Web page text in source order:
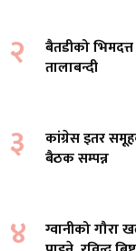
२
बैतडीको
तालाबन्दी
३
कांग्रेस इतर
बैठक सम्पन्न
४
ग्वानीको गौरा